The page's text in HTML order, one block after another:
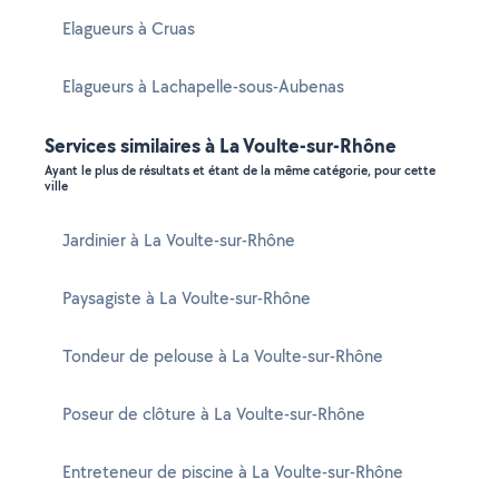
Elagueurs à Cruas
Elagueurs à Lachapelle-sous-Aubenas
Services similaires à La Voulte-sur-Rhône
Ayant le plus de résultats et étant de la même catégorie, pour cette
ville
Jardinier à La Voulte-sur-Rhône
Paysagiste à La Voulte-sur-Rhône
Tondeur de pelouse à La Voulte-sur-Rhône
Poseur de clôture à La Voulte-sur-Rhône
Entreteneur de piscine à La Voulte-sur-Rhône